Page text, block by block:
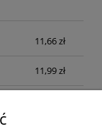
11,66 zł
11,99 zł